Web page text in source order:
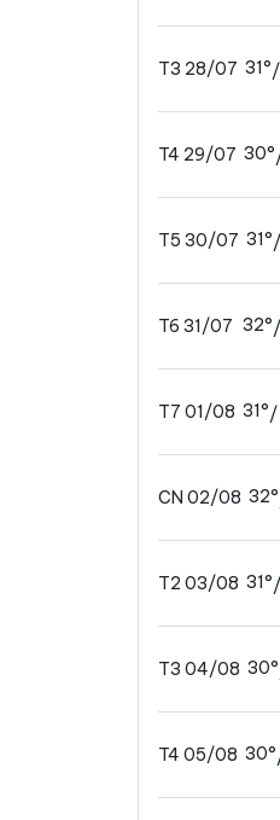
T3 28/07 31°/
T4 29/07 30°
T5 30/07 31°/
T6 31/07 32°/
T7 01/08 31°/
CN 02/08 32°
T2 03/08 31°/
T3 04/08 30°
T4 05/08 30°